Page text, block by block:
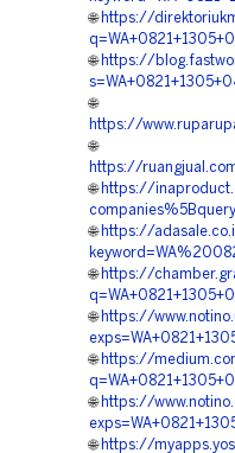
🌐 https://
🌐 https://
🌐
https://
🌐
https://
🌐 https://
🌐 https://
🌐 https://
🌐 https://
🌐 https://
🌐 https://
🌐 https://